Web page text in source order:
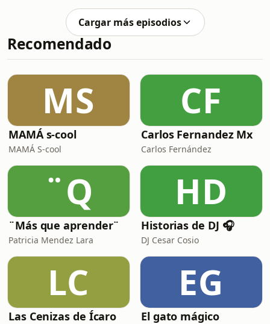
Cargar más episodios
Recomendado
MS
MAMÁ s-cool
MAMÁ S-cool
CF
Carlos Fernandez Mx
Carlos Fernández
¨Q
¨Más que aprender¨
Patricia Mendez Lara
HD
Historias de DJ 🎧
DJ Cesar Cosio
LC
Las Cenizas de Ícaro
EG
El gato mágico